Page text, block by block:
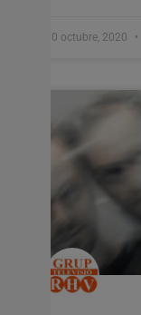
30 octubre, 2020